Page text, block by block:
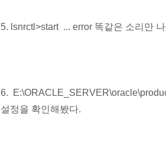
5. lsnrctl>start ... error 똑같은 소리만
6.
설정을 확인해봤다.